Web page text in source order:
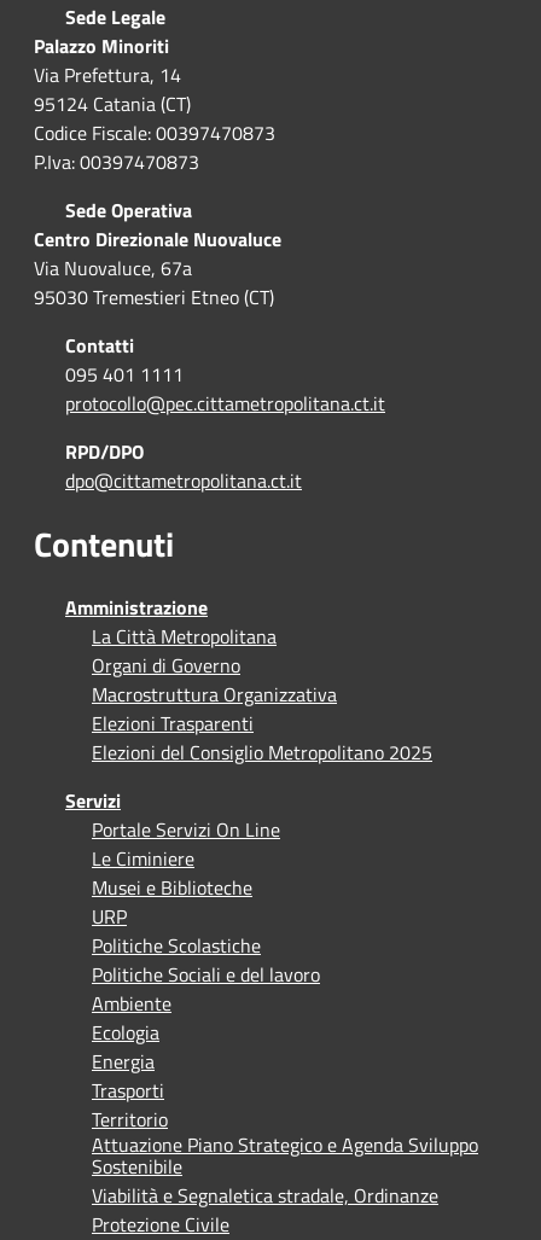
Sede Legale
Palazzo Minoriti
Via Prefettura, 14
95124 Catania (CT)
Codice Fiscale: 00397470873
P.Iva: 00397470873
Sede Operativa
Centro Direzionale Nuovaluce
Via Nuovaluce, 67a
95030 Tremestieri Etneo (CT)
Contatti
095 401 1111
protocollo@pec.cittametropolitana.ct.it
RPD/DPO
dpo@cittametropolitana.ct.it
Contenuti
Amministrazione
La Città Metropolitana
Organi di Governo
Macrostruttura Organizzativa
Elezioni Trasparenti
Elezioni del Consiglio Metropolitano 2025
Servizi
Portale Servizi On Line
Le Ciminiere
Musei e Biblioteche
URP
Politiche Scolastiche
Politiche Sociali e del lavoro
Ambiente
Ecologia
Energia
Trasporti
Territorio
Attuazione Piano Strategico e Agenda Sviluppo
Sostenibile
Viabilità e Segnaletica stradale, Ordinanze
Protezione Civile